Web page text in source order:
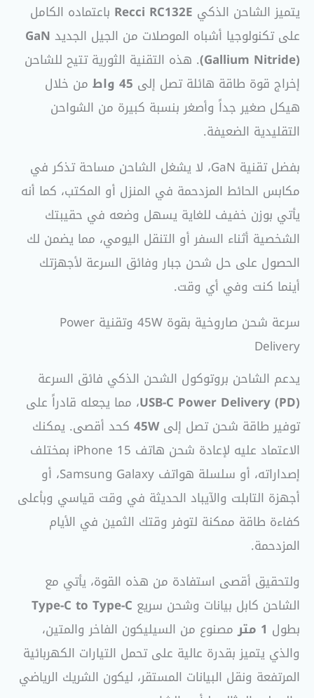
يتميز الشاحن الذكي Recci RC132E باعتماده الكامل
على تكنولوجيا أشباه الموصلات من الجيل الجديد GaN
(Gallium Nitride). هذه التقنية الثورية تتيح للشاحن
إخراج قوة طاقة هائلة تصل إلى 45 واط
من خلال
هيكل صغير جداً وأصغر بنسبة كبيرة من الشواحن
التقليدية الضعيفة.
بفضل تقنية GaN، لا يشغل الشاحن مساحة تذكر في
مكابس الحائط المزدحمة في المنزل أو المكتب، كما أنه
يأتي بوزن خفيف للغاية يسهل وضعه في حقيبتك
الشخصية أثناء السفر أو التنقل اليومي، مما يضمن لك
الحصول على حل شحن جبار وفائق السرعة لأجهزتك
أينما كنت وفي أي وقت.
سرعة شحن صاروخية بقوة 45W وتقنية Power
Delivery
يدعم الشاحن بروتوكول الشحن الذكي فائق السرعة
USB-C Power Delivery (PD)، مما يجعله قادراً على
توفير طاقة شحن تصل إلى45W كحد أقصى. يمكنك
الاعتماد عليه لإعادة شحن هاتف iPhone 15 بمختلف
إصداراته، أو سلسلة هواتف Samsung Galaxy، أو
أجهزة التابلت والآيباد الحديثة في وقت قياسي وبأعلى
كفاءة طاقة ممكنة لتوفر وقتك الثمين في الأيام
المزدحمة.
ولتحقيق أقصى استفادة من هذه القوة، يأتي مع
الشاحن كابل بيانات وشحن سريع Type-C to Type-C
بطول 1 متر
مصنوع من السيليكون الفاخر والمتين،
والذي يتميز بقدرة عالية على تحمل التيارات الكهربائية
المرتفعة ونقل البيانات المستقر، ليكون الشريك الرياضي